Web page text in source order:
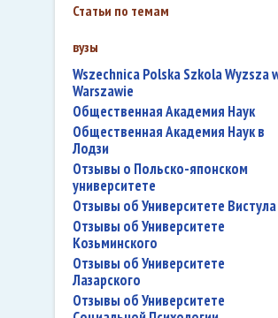
Статьи по темам
вузы
Wszechnica Polska Szkola Wyzsza w
Warszawie
Общественная Академия Наук
Общественная Академия Наук в
Лодзи
Отзывы о Польско-японском
университете
Отзывы об Университете Вистула
Отзывы об Университете
Козьминского
Отзывы об Университете
Лазарского
Отзывы об Университете